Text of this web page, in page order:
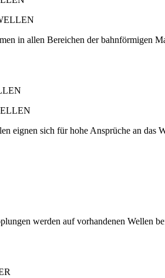
in allen Bereichen der bahnförmigen
eignen sich für hohe Ansprüche an das
werden auf vorhandenen Wellen